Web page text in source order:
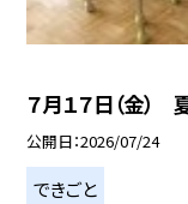
７月１７日（金）
公開日 2026/07/24
できごと